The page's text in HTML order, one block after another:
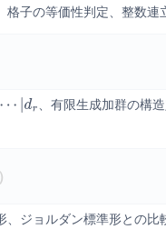
子の等価性判定、整数連
⋯ | d
、有限生成加群の構
、ジョルダン標準形との比